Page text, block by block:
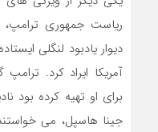
ریاست جمهوری
دیوار یادبود لنگلی
آمریکا ایراد کرد.
برای او تهیه کرده بود
جینا هاسپل، می